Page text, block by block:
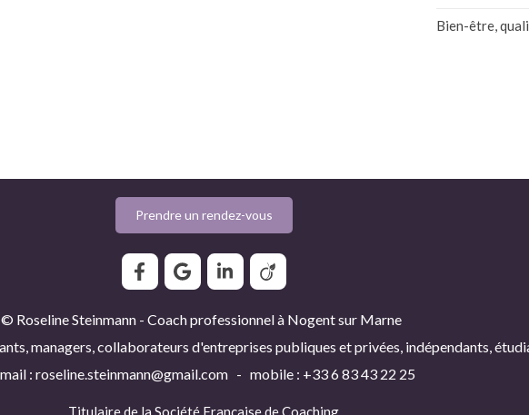
Bien-être,
Prendre un rendez-vous
© Roseline Steinmann - Coach professionnel à Nogent sur Marne
managers, collaborateurs d'entreprises publiques et privées, indépendants,
: roseline.steinmann@gmail.com - mobile : +33 6 83 43 22 25
Titulaire de la Société Française de Coaching